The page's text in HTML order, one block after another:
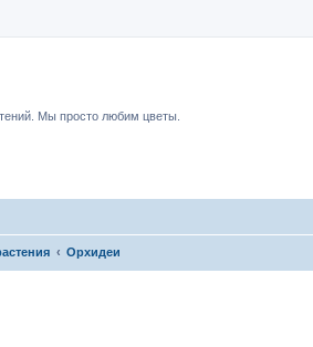
Мы просто любим цветы.
Орхидеи